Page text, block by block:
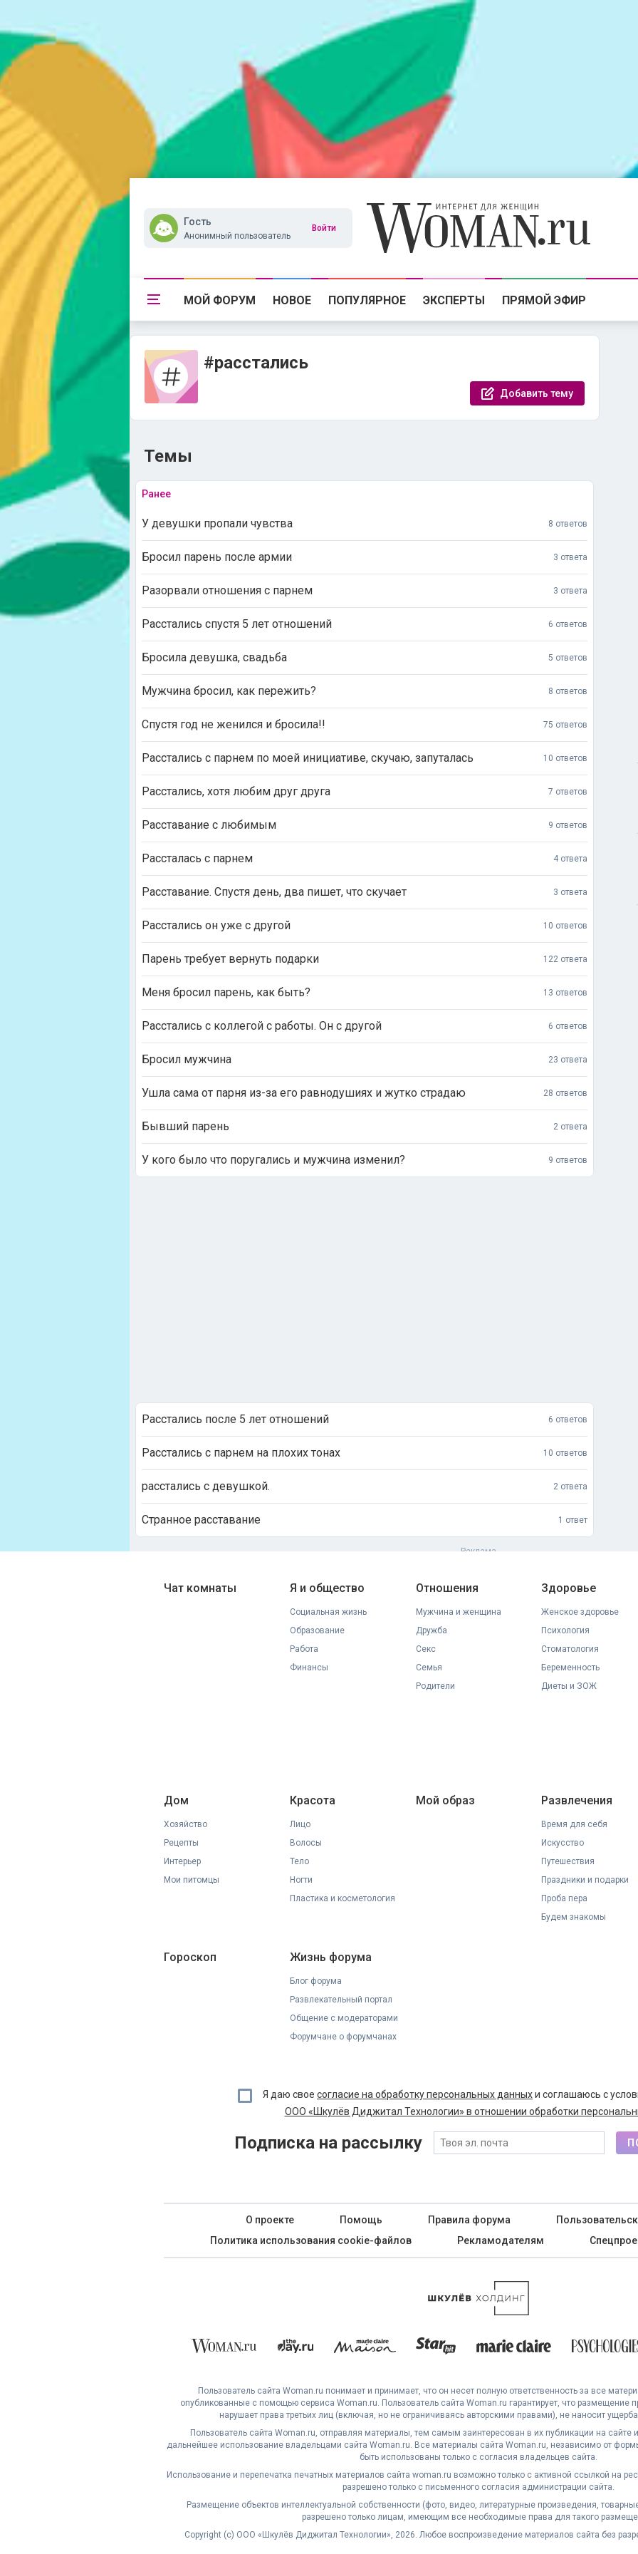
Гость
Анонимный пользователь
Войти
МОЙ ФОРУМ НОВОЕ ПОПУЛЯРНОЕ ЭКСПЕРТЫ ПРЯМОЙ ЭФИР
#расстались
Добавить тему
Темы
Ранее
У девушки пропали чувства 8 ответов
Бросил парень после армии 3 ответа
Разорвали отношения с парнем 3 ответа
Расстались спустя 5 лет отношений 6 ответов
Бросила девушка, свадьба 5 ответов
Мужчина бросил, как пережить? 8 ответов
Спустя год не женился и бросила!! 75 ответов
Расстались с парнем по моей инициативе, скучаю, запуталась 10 ответов
Расстались, хотя любим друг друга 7 ответов
Расставание с любимым 9 ответов
Рассталась с парнем 4 ответа
Расставание. Спустя день, два пишет, что скучает 3 ответа
Расстались он уже с другой 10 ответов
Парень требует вернуть подарки 122 ответа
Меня бросил парень, как быть? 13 ответов
Расстались с коллегой с работы. Он с другой 6 ответов
Бросил мужчина 23 ответа
Ушла сама от парня из-за его равнодушиях и жутко страдаю 28 ответов
Бывший парень 2 ответа
У кого было что поругались и мужчина изменил? 9 ответов
Расстались после 5 лет отношений 6 ответов
Расстались с парнем на плохих тонах 10 ответов
расстались с девушкой. 2 ответа
Странное расставание 1 ответ
Чат комнаты Я и общество
Социальная жизнь
Образование
Работа
Финансы
Отношения
Мужчина и женщина
Дружба
Секс
Семья
Родители
Здоровье
Женское здоровье
Психология
Стоматология
Беременность
Диеты и ЗОЖ
Дом
Хозяйство
Рецепты
Интерьер
Мои питомцы
Красота
Лицо
Волосы
Тело
Ногти
Пластика и косметология
Мой образ Развлечения
Время для себя
Искусство
Путешествия
Праздники и подарки
Проба пера
Будем знакомы
Гороскоп Жизнь форума
Блог форума
Развлекательный портал
Общение с модераторами
Форумчане о форумчанах
Я даю свое согласие на обработку персональных данныхи соглашаюсь с
ООО «Шкулёв Диджитал Технологии» в отношении обработки
Подписка на рассылку
О проекте Помощь Правила форума
Политика использования cookie-файлов
Рекламодателям
Пользователь сайта Woman.ru понимает и принимает, что он несет полную ответственность за все
опубликованные с помощью сервиса Woman.ru. Пользователь сайта Woman.ru гарантирует, что размещение
нарушает права третьих лиц (включая, но не ограничиваясь авторскими правами), не наносит
Пользователь сайта Woman.ru, отправляя материалы, тем самым заинтересован в их публикации на сайте
дальнейшее использование владельцами сайта Woman.ru. Все материалы сайта Woman.ru, независимо от
быть использованы только с согласия владельцев сайта.
Использование и перепечатка печатных материалов сайта woman.ru возможно только с активной ссылкой на
разрешено только с письменного согласия администрации сайта.
Размещение объектов интеллектуальной собственности (фото, видео, литературные произведения,
разрешено только лицам, имеющим все необходимые права для такого
Copyright (с) ООО «Шкулёв Диджитал Технологии», 2026. Любое воспроизведение материалов сайта без